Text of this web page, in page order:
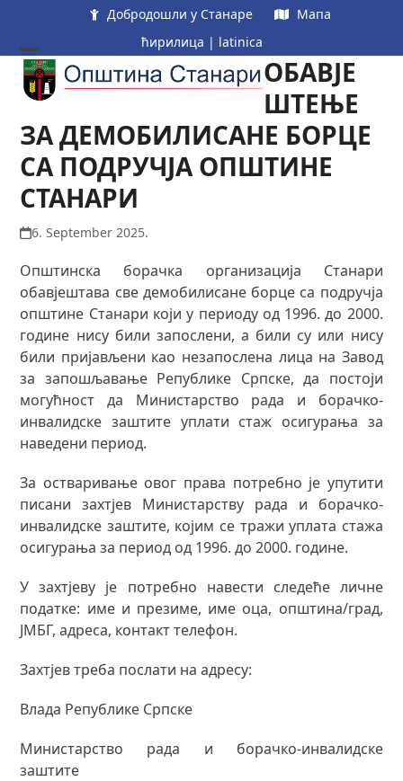
content
Добродошли у Станаре
Мапа
ћирилица | latinica
Open
mobile
menu
Close
mobile
menu
ОБАВЈЕ
ШТЕЊЕ
ЗА ДЕМОБИЛИСАНЕ БОРЦЕ
СА ПОДРУЧЈА ОПШТИНЕ
СТАНАРИ
6. September 2025.
Општинска борачка организација Станари
обавјештава све демобилисане борце са подручја
општине Станари који у периоду од 1996. до 2000.
године нису били запослени, а били су или нису
били пријављени као незапослена лица на Завод
за запошљавање Републике Српске, да постоји
могућност да Министарство рада и борачко-
инвалидске заштите уплати стаж осигурања за
наведени период.
За остваривање овог права потребно је упутити
писани захтјев Министарству рада и борачко-
инвалидске заштите, којим се тражи уплата стажа
осигурања за период од 1996. до 2000. године.
У захтјеву је потребно навести следеће личне
податке: име и презиме, име оца, општина/град,
ЈМБГ, адреса, контакт телефон.
Захтјев треба послати на адресу:
Влада Републике Српске
Министарство рада и борачко-инвалидске
заштите